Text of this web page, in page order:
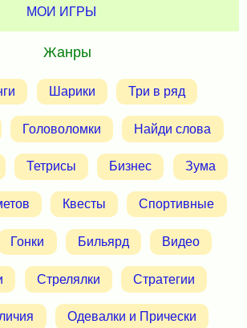
МОИ ИГРЫ
Жанры
Шарики Три в ряд
Головоломки Найди слова
Тетрисы Бизнес Зума
Квесты Спортивные
Гонки Бильярд Видео
Стрелялки Стратегии
Одевалки и Прически